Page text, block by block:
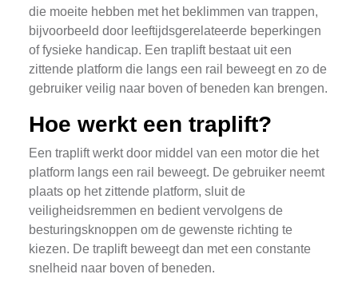
die moeite hebben met het beklimmen van trappen,
bijvoorbeeld door leeftijdsgerelateerde beperkingen
of fysieke handicap. Een traplift bestaat uit een
zittende platform die langs een rail beweegt en zo de
gebruiker veilig naar boven of beneden kan brengen.
Hoe werkt een traplift?
Een traplift werkt door middel van een motor die het
platform langs een rail beweegt. De gebruiker neemt
plaats op het zittende platform, sluit de
veiligheidsremmen en bedient vervolgens de
besturingsknoppen om de gewenste richting te
kiezen. De traplift beweegt dan met een constante
snelheid naar boven of beneden.